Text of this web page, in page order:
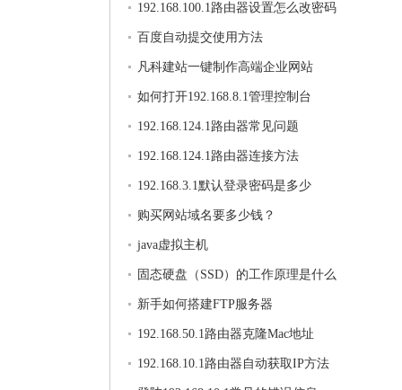
192.168.100.1路由器设置怎么改密码
百度自动提交使用方法
凡科建站一键制作高端企业网站
如何打开192.168.8.1管理控制台
192.168.124.1路由器常见问题
192.168.124.1路由器连接方法
192.168.3.1默认登录密码是多少
购买网站域名要多少钱？
java虚拟主机
固态硬盘（SSD）的工作原理是什么
新手如何搭建FTP服务器
192.168.50.1路由器克隆Mac地址
192.168.10.1路由器自动获取IP方法